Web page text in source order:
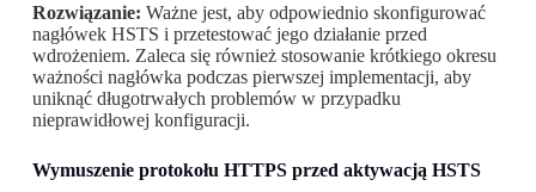
Rozwiązanie: Ważne jest, aby odpowiednio skonfigurować
nagłówek HSTS i przetestować jego działanie przed
wdrożeniem. Zaleca się również stosowanie krótkiego okresu
ważności nagłówka podczas pierwszej implementacji, aby
uniknąć długotrwałych problemów w przypadku
nieprawidłowej konfiguracji.
Wymuszenie protokołu HTTPS przed aktywacją HSTS